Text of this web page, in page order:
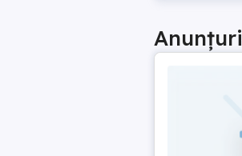
Anunțuri